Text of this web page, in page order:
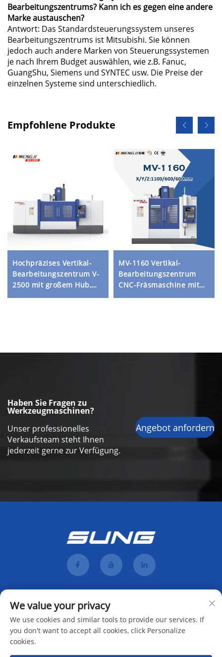
Bearbeitungszentrums? Kann ich es gegen eine andere
Marke austauschen?
Antwort: Das Standardsteuerungssystem unseres
Bearbeitungszentrums ist Mitsubishi. Sie können
jedoch auch andere Marken von Steuerungssystemen
je nach Ihrem Budget auswählen, wie z.B. Fanuc,
GuangShu, Siemens und SYNTEC usw. Die Preise der
einzelnen Systeme sind unterschiedlich.
Empfohlene Produkte
Hochpräzises Vertikal-
Bearbeitungszentrum V-
2500 mit großem Hub,
schwerem Aufbau,
MV-1160 Vertikal-
Bearbeitungszentrum
CNC-Fräsmaschine mit
hoher Präzision und
Haben Sie Fragen zu
Werkzeugmaschinen?
Unser professionelles
Verkaufsteam steht Ihnen
jederzeit gerne zur Verfügung.
Angebot anfordern
We value your privacy
We use cookies and similar tools to provide our services. If
you don't want to accept all cookies, click Personalize
cookies.